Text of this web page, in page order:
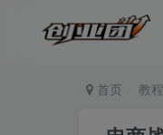
首页 教程